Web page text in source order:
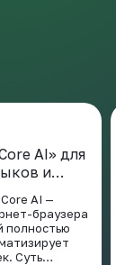
AI» для
AI —
браузера
полностью
Суть